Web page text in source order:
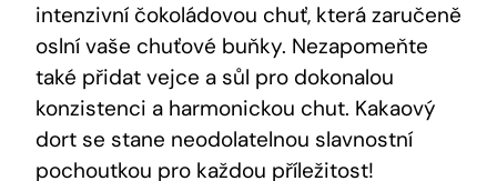
intenzivní čokoládovou chuť, která zaručeně
⁢oslní vaše​ chuťové buňky. ​Nezapomeňte
také ‌přidat ‌vejce a ⁢sůl pro⁢ dokonalou ​
konzistenci a harmonickou chut. ⁢Kakaový
dort ⁢se ‌stane neodolatelnou slavnostní
pochoutkou‍ pro každou příležitost!